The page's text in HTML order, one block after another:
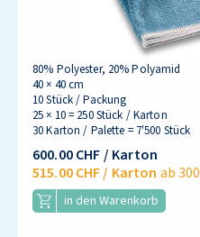
80% Polyester, 20% Polyamid
40 × 40 cm
10 Stück / Packung
25 × 10 = 250 Stück / Karton
30 Karton / Palette = 7'500 Stück
600.00 CHF/ Karton
515.00 CHF/ Karton ab 300
in den Warenkorb